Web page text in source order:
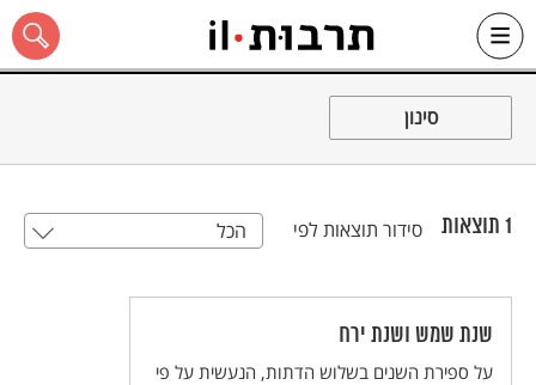
Skip
כל האתר
סינון
1 תוצאות סידור תוצאות לפי הכל
שנת שמש ושנת ירח
על ספירת השנים בשלוש הדתות, הנעשית על פי